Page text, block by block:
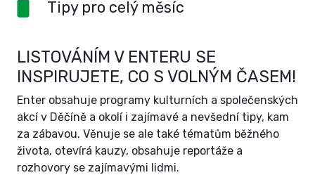
Tipy pro celý měsíc
LISTOVÁNÍM V ENTERU SE
INSPIRUJETE, CO S VOLNÝM ČASEM!
Enter obsahuje programy kulturních a společenských
akcí v Děčíně a okolí i zajímavé a nevšední tipy, kam
za zábavou. Věnuje se ale také tématům běžného
života, otevírá kauzy, obsahuje reportáže a
rozhovory se zajímavými lidmi.